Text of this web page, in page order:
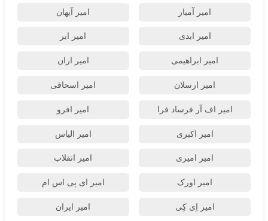
امیر آمیار امیر آیهان
امیر ابدی امیر ابر
امیر ابراهیمی امیر اران
امیر ارسلان امیر اسحاقی
امیر اف آر فرساد فرا امیر افرو
امیر اکبری امیر الیاس
امیر امیری امیر انقلاب
امیر اورک امیر ای پی اس ام
امیر اِی کِی امیر ایران